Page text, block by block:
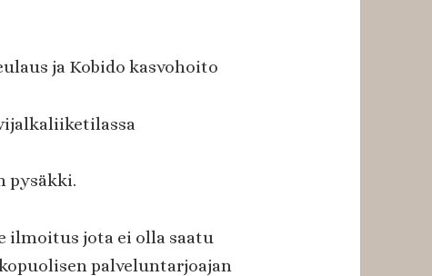
ja Kobido kasvohoito
pysäkki.
ilmoitus jota ei olla saatu
palveluntarjoajan